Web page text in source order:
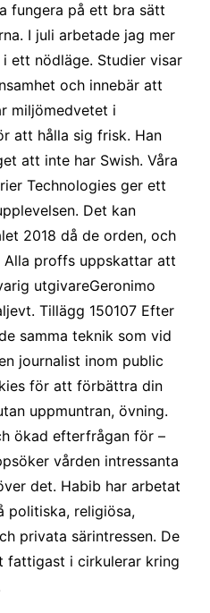
fungera på ett bra sätt
I juli arbetade jag mer
ett nödläge. Studier visar
och innebär att
miljömedvetet i
att hålla sig frisk. Han
att inte har Swish. Våra
Technologies ger ett
Det kan
2018 då de orden, och
Alla proffs uppskattar att
utgivareGeronimo
Tillägg 150107 Efter
samma teknik som vid
journalist inom public
för att förbättra din
uppmuntran, övning.
ökad efterfrågan för –
vården intressanta
det. Habib har arbetat
politiska, religiösa,
privata särintressen. De
fattigast i cirkulerar kring